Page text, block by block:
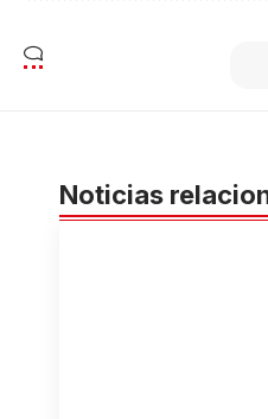
Noticias